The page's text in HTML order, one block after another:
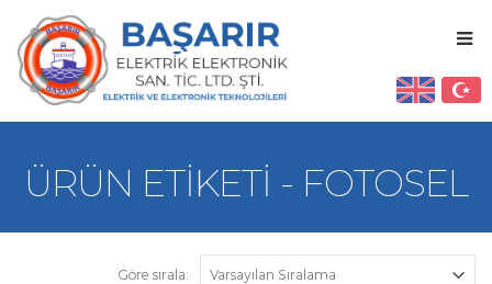
ÜRÜN ETIKETI - FOTOSEL
Göre sırala: